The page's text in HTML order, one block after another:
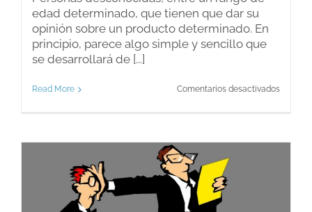
edad determinado, que tienen que dar su
opinión sobre un producto determinado. En
principio, parece algo simple y sencillo que
se desarrollará de [...]
Read More Comentarios desactivadosen
los